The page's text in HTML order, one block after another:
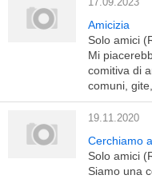
Amicizia
Solo amici
Mi
comitiva di
comuni,
19.11.2020
Cerchiamo
Solo amici
Siamo una